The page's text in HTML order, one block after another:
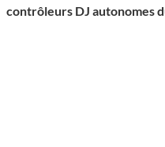
contrôleurs DJ autonomes